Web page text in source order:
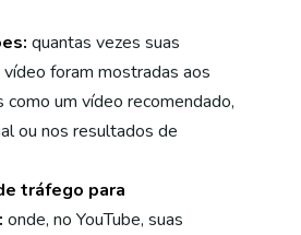
quantas vezes suas
foram mostradas aos
um vídeo recomendado,
ou nos resultados de
tráfego para
onde, no YouTube, suas